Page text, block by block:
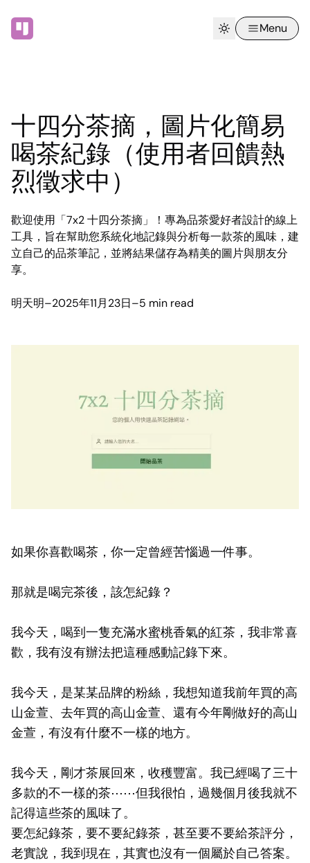
Menu
十四分茶摘，圖片化簡易
喝茶紀錄（使用者回饋熱
烈徵求中）
歡迎使用「7x2 十四分茶摘」！專為品茶愛好者設計的線上
工具，旨在幫助您系統化地記錄與分析每一款茶的風味，建
立自己的品茶筆記，並將結果儲存為精美的圖片與朋友分
享。
明天明–2025年11月23日–5 min read
如果你喜歡喝茶，你一定曾經苦惱過一件事。
那就是喝完茶後，該怎紀錄？
我今天，喝到一隻充滿水蜜桃香氣的紅茶，我非常喜
歡，我有沒有辦法把這種感動記錄下來。
我今天，是某某品牌的粉絲，我想知道我前年買的高
山金萱、去年買的高山金萱、還有今年剛做好的高山
金萱，有沒有什麼不一樣的地方。
我今天，剛才茶展回來，收穫豐富。我已經喝了三十
多款的不一樣的茶⋯⋯但我很怕，過幾個月後我就不
記得這些茶的風味了。
要怎紀錄茶，要不要紀錄茶，甚至要不要給茶評分，
老實說，我到現在，其實也沒有一個屬於自己答案。